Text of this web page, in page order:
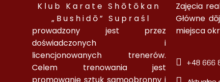
Klub Karate Shōtōkan
„Bushidō” Supraśl
prowadzony jest przez
doświadczonych i
licencjonowanych trenerów.
Celem trenowania jest
Zajęcia
Główne
miejsca
+48 666